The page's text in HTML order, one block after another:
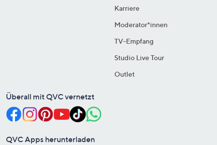
Karriere
Moderator*innen
TV-Empfang
Studio Live Tour
Outlet
Überall mit QVC vernetzt
QVC Apps herunterladen